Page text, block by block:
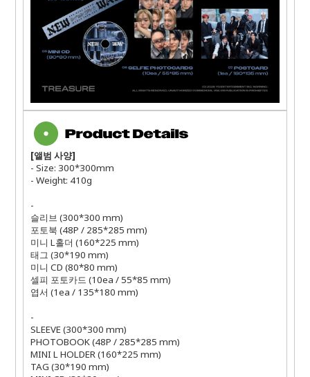
[앨범 사양]
- Size: 300*300mm
- Weight: 410g
-
슬리브 (300*300 mm)
포토북 (48P / 285*285 mm)
미니 L홀더 (160*225 mm)
태그 (30*190 mm)
미니 CD (80*80 mm)
셀피 포토카드 (10ea / 55*85 mm)
엽서 (1ea / 135*180 mm)
-
SLEEVE (300*300 mm)
PHOTOBOOK (48P / 285*285 mm)
MINI L HOLDER (160*225 mm)
TAG (30*190 mm)